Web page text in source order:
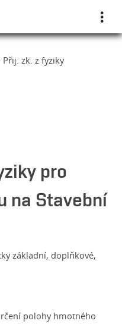
Přij. zk. z fyziky
pro
na Stavební
základní, doplňkové,
polohy hmotného